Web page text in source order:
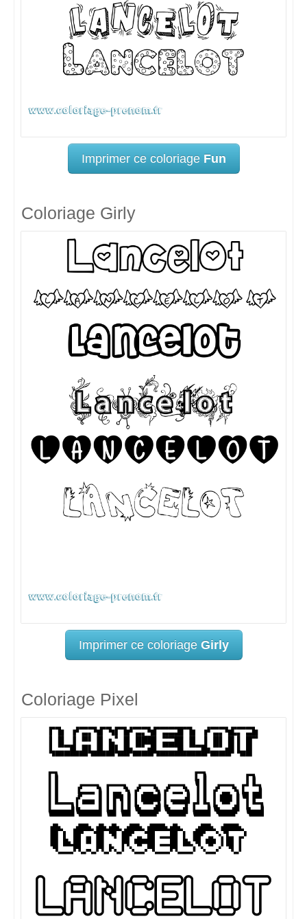
Imprimer ce coloriage Fun
Coloriage Girly
Imprimer ce coloriage Girly
Coloriage Pixel